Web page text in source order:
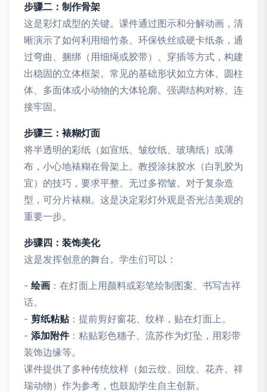
步骤二：制作骨架
这是彩灯成型的关键。课件通过图示和分解动画，清
晰演示了如何利用细竹条、环保铁丝或硬卡纸条，通
过弯曲、捆绑（用细绳或胶带）、穿插等方式，构建
出稳固的立体框架。常见的基础形状如立方体、圆柱
体、多面体或小动物的大体轮廓。强调结构对称、连
接牢固。
步骤三：裱糊灯面
将半透明的彩纸（如宣纸、皱纹纸、玻璃纸）或薄
布，小心地裱糊在骨架上。教授涂抹胶水（白乳胶为
宜）的技巧，要求平整、无过多褶皱。对于复杂造
型，可分片裱糊。这是决定彩灯外观是否光洁美观的
重要一步。
步骤四：装饰美化
这是发挥创意的舞台。学生们可以：
- 绘画 ：在灯面上用颜料或彩笔绘制图案、书写吉祥
话。
- 剪纸粘贴：提前剪好窗花、纹样，贴在灯面上。
- 添加附件：粘贴彩色穗子、流苏作为灯坠，用彩带
装饰边缘等。
课件提供了多种传统纹样（如云纹、回纹、花卉、祥
瑞动物）作为参考，也鼓励学生自主创新。